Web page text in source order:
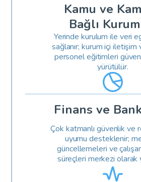
Kamu ve
Bağlı
Yerinde kurulum ile veri
sağlanır; kurum içi iletişim
personel eğitimleri
yürütülür.
Finans ve
Çok katmanlı güvenlik ve
uyumu desteklenir;
güncellemeleri ve
süreçleri merkezi olarak